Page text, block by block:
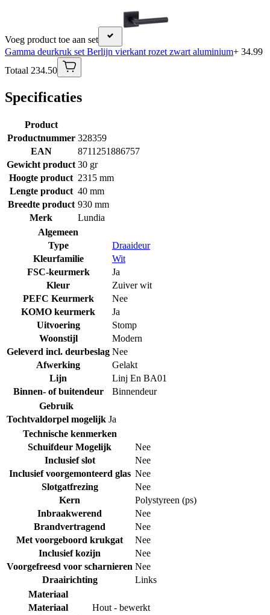
Voeg product toe aan set
Gamma deurkruk set Berlijn vierkant rozet zwart aluminium+ 34.99
Totaal 234.50
Specificaties
Product
Productnummer 328359
EAN
8711251886757
Gewicht product 30 gr
Hoogte product 2315 mm
Lengte product 40 mm
Breedte product 930 mm
Merk
Lundia
Algemeen
Type
Draaideur
Kleurfamilie
Wit
FSC-keurmerk
Ja
Kleur
Zuiver wit
PEFC Keurmerk
Nee
KOMO keurmerk
Ja
Uitvoering
Stomp
Woonstijl
Modern
Geleverd incl. deurbeslag Nee
Afwerking
Gelakt
Lijn
Linj En BA01
Binnen- of buitendeur
Binnendeur
Gebruik
Tochtvaldorpel mogelijk Ja
Technische kenmerken
Schuifdeur Mogelijk
Nee
Inclusief slot
Nee
Inclusief voorgemonteerd glas Nee
Slotgatfrezing
Nee
Kern
Polystyreen (ps)
Inbraakwerend
Nee
Brandvertragend
Nee
Met voorgeboord krukgat
Nee
Inclusief kozijn
Nee
Voorgefreesd voor scharnieren Nee
Draairichting
Links
Materiaal
Materiaal
Hout - bewerkt